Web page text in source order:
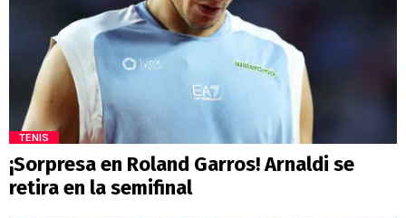
TENIS
¡Sorpresa en Roland Garros! Arnaldi se
retira en la semifinal